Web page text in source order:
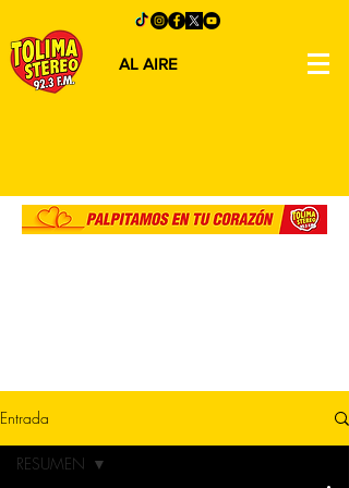
AL AIRE
Entrada
RESUMEN